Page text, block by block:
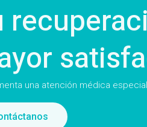
una atención médica